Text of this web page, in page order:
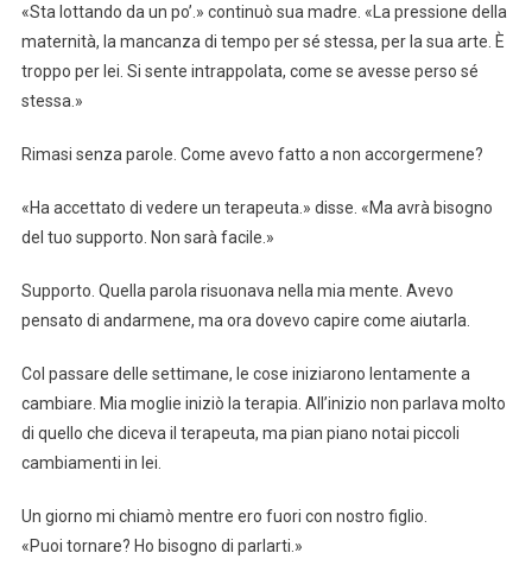
«Sta lottando da un po’.» continuò sua madre. «La pressione della
maternità, la mancanza di tempo per sé stessa, per la sua arte. È
troppo per lei. Si sente intrappolata, come se avesse perso sé
stessa.»
Rimasi senza parole. Come avevo fatto a non accorgermene?
«Ha accettato di vedere un terapeuta.» disse. «Ma avrà bisogno
del tuo supporto. Non sarà facile.»
Supporto. Quella parola risuonava nella mia mente. Avevo
pensato di andarmene, ma ora dovevo capire come aiutarla.
Col passare delle settimane, le cose iniziarono lentamente a
cambiare. Mia moglie iniziò la terapia. All’inizio non parlava molto
di quello che diceva il terapeuta, ma pian piano notai piccoli
cambiamenti in lei.
Un giorno mi chiamò mentre ero fuori con nostro figlio.
«Puoi tornare? Ho bisogno di parlarti.»